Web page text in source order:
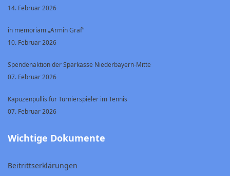
14. Februar 2026
in memoriam „Armin Graf“
10. Februar 2026
Spendenaktion der Sparkasse Niederbayern-Mitte
07. Februar 2026
Kapuzenpullis für Turnierspieler im Tennis
07. Februar 2026
Wichtige Dokumente
Beitrittserklärungen